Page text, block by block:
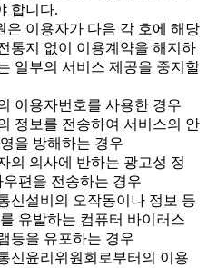
합니다.
이용자가 다음 각 호에 해당
통지 없이 이용계약을 해지하
일부의 서비스 제공을 중지할
이용자번호를 사용한 경우
정보를 전송하여 서비스의 안
을 방해하는 경우
의 의사에 반하는 광고성 정
우편을 전송하는 경우
신설비의 오작동이나 정보 등
유발하는 컴퓨터 바이러스
등을 유포하는 경우
신윤리위원회로부터의 이용